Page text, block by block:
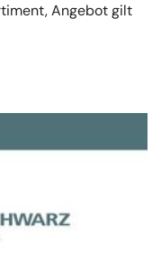
Angebot gilt